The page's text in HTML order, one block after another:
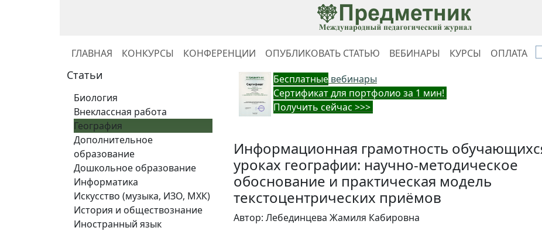
ГЛАВНАЯ КОНКУРСЫ КОНФЕРЕНЦИИ ОПУБЛИКОВАТЬ СТАТЬЮ ВЕБИНАРЫ КУРСЫ ОПЛАТА
Статьи
Биология
Внеклассная работа
География
Дополнительное
образование
Дошкольное образование
Информатика
Искусство (музыка, ИЗО, МХК)
История и обществознание
Иностранный язык
Бесплатные вебинары
Cертификат для портфолио за 1 мин!
Получить сейчас >>>
Информационная грамoтность
уроках географии: научно-методическое
обоснование и практическая модель
текстоцентрических приёмов
Автор: Лебединцева Жамиля Кабировна